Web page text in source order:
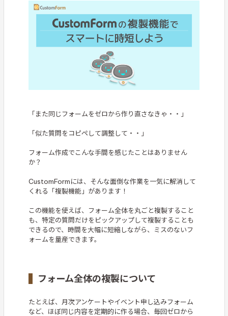
「また同じフォームをゼロから作り直さなきゃ・・」
「似た質問をコピペして調整して・・」
フォーム作成でこんな手間を感じたことはありません
か？
CustomFormには、そんな面倒な作業を一気に解消して
くれる「複製機能」があります！
この機能を使えば、フォーム全体を丸ごと複製すること
も、特定の質問だけをピックアップして複製することも
できるので、時間を大幅に短縮しながら、ミスのないフ
ォームを量産できます。
フォーム全体の複製について
たとえば、月次アンケートやイベント申し込みフォーム
など、ほぼ同じ内容を定期的に作る場合、毎回ゼロから